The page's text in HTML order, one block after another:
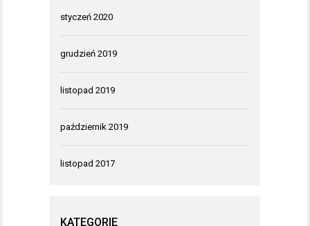
styczeń 2020
grudzień 2019
listopad 2019
październik 2019
listopad 2017
KATEGORIE